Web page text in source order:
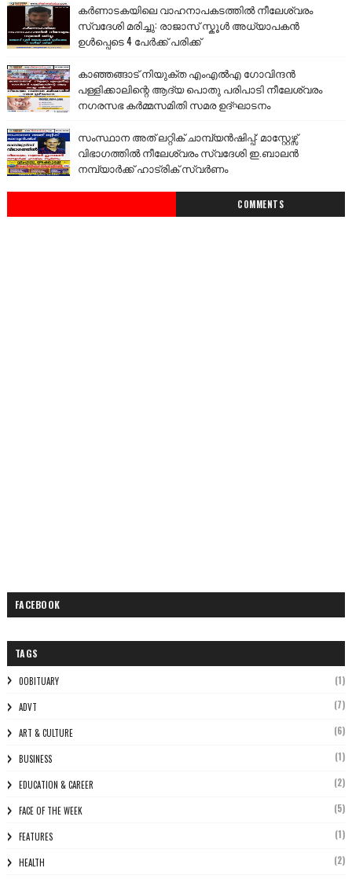
കർണാടകയിലെ വാഹനാപകടത്തിൽ നീലേശ്വരം
സ്വദേശി മരിച്ചു: രാജാസ് സ്കൂൾ അധ്യാപകൻ
ഉൾപ്പെടെ 4 പേർക്ക് പരിക്ക്
കാഞ്ഞങ്ങാട് നിയുക്ത എംഎൽഎ ഗോവിന്ദൻ
പള്ളിക്കാലിന്റെ ആദ്യ പൊതു പരിപാടി നീലേശ്വരം
നഗരസഭ കർമ്മസമിതി സമര ഉദ്ഘാടനം
സംസ്ഥാന അത് ലറ്റിക് ചാമ്പ്യൻഷിപ്പ്: മാസ്റ്റേഴ്സ്
വിഭാഗത്തിൽ നീലേശ്വരം സ്വദേശി ഇ.ബാലൻ
നമ്പ്യാർക്ക് ഹാട്രിക് സ്വർണം
COMMENTS
FACEBOOK
TAGS
0OBITUARY (1)
ADVT (7)
ART & CULTURE (6)
BUSINESS (1)
EDUCATION & CAREER (2)
FACE OF THE WEEK (5)
FEATURES (1)
HEALTH (2)